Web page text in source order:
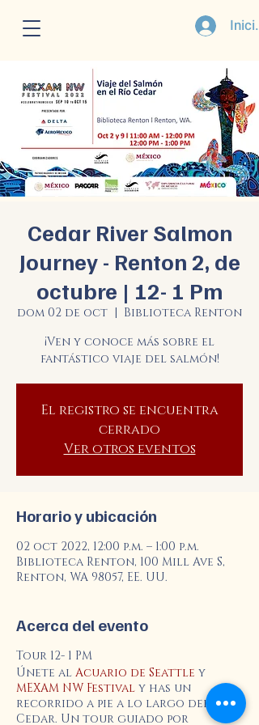
Cedar River Salmon
Journey - Renton 2, de
octubre | 12- 1 Pm
dom 02 de oct
  |
Biblioteca Renton
¡Ven y conoce más sobre el
fantástico viaje del salmón!
El registro se encuentra
cerrado
Ver otros eventos
Horario y ubicación
02 oct 2022, 12:00 p.m. – 1:00 p.m.
Biblioteca Renton, 100 Mill Ave S,
Renton, WA 98057, EE. UU.
Acerca del evento
Tour 12- 1 PM
Únete al Acuario de Seattle y
MEXAM NW Festival y has un
recorrido a pie a lo largo del Río
Cedar. Un tour guiado por